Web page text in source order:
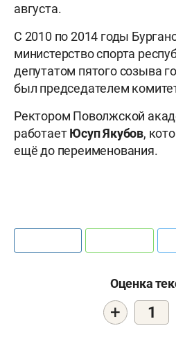
августа.
С 2010 по 2014 годы
министерство спорта
депутатом пятого созыва
был председателем
Ректором Поволжской
работаетЮсуп Якубов,
ещё до переименования.
Оценка
+ 1